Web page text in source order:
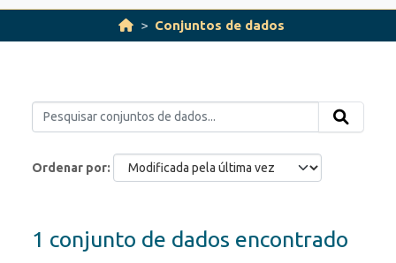
Conjuntos de dados
Ordenar por
1 conjunto de dados encontrado